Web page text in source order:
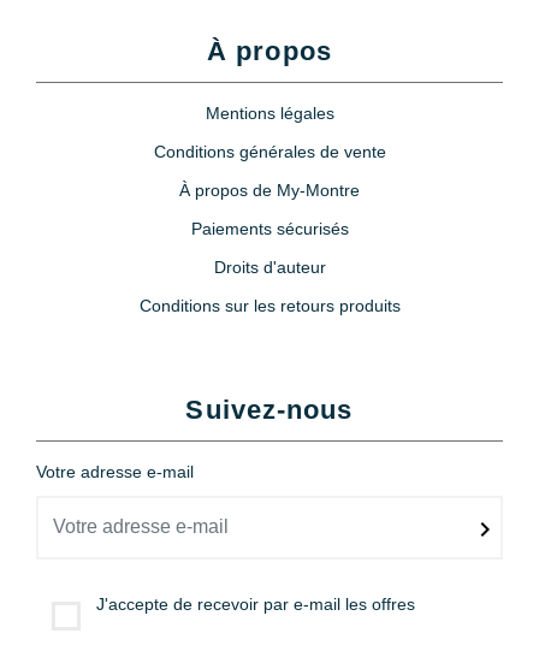
À propos
Mentions légales
Conditions générales de vente
À propos de My-Montre
Paiements sécurisés
Droits d'auteur
Conditions sur les retours produits
Suivez-nous
Votre adresse e-mail
J'accepte de recevoir par e-mail les offres